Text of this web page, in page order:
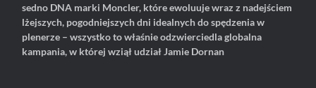
sedno DNA marki Moncler, które ewoluuje wraz z nadejściem
lżejszych, pogodniejszych dni idealnych do spędzenia w
plenerze – wszystko to właśnie odzwierciedla globalna
kampania, w której wziął udział Jamie Dornan